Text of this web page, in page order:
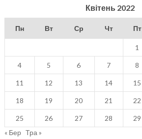
Квітень 2022
Пн Вт Ср Чт Пт
1
4 5 6 7 8
11 12 13 14 15
18 19 20 21 22
25 26 27 28 29
« Бер Тра »